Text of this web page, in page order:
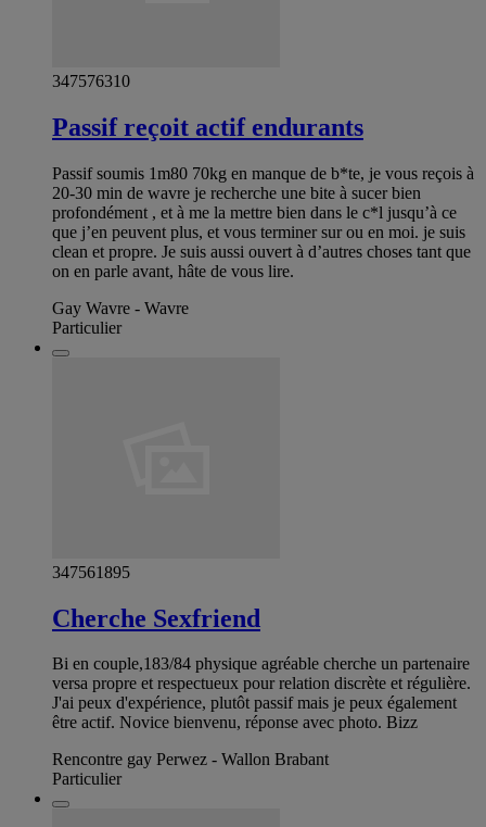
347576310
Passif reçoit actif endurants
Passif soumis 1m80 70kg en manque de b*te, je vous reçois à
20-30 min de wavre je recherche une bite à sucer bien
profondément , et à me la mettre bien dans le c*l jusqu’à ce
que j’en peuvent plus, et vous terminer sur ou en moi. je suis
clean et propre. Je suis aussi ouvert à d’autres choses tant que
on en parle avant, hâte de vous lire.
Gay Wavre - Wavre
Particulier
347561895
Cherche Sexfriend
Bi en couple,183/84 physique agréable cherche un partenaire
versa propre et respectueux pour relation discrète et régulière.
J'ai peux d'expérience, plutôt passif mais je peux également
être actif. Novice bienvenu, réponse avec photo. Bizz
Rencontre gay Perwez - Wallon Brabant
Particulier